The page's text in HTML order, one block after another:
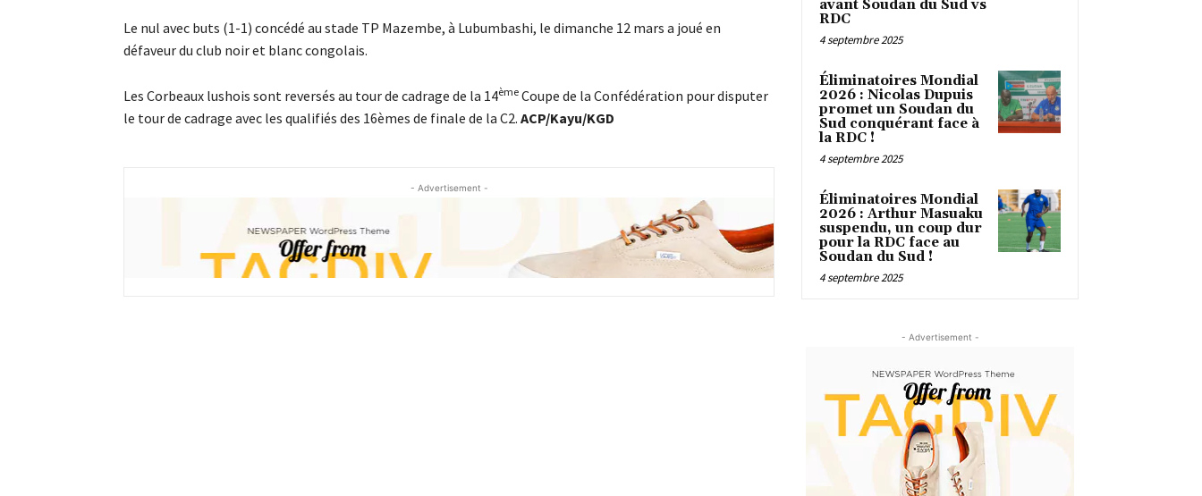
Le nul avec buts (1-1) concédé au stade TP Mazembe, à Lubumbashi, le dimanche 12 mars a joué en
défaveur du club noir et blanc congolais.
Les Corbeaux lushois sont reversés au tour de cadrage de la 14ème Coupe de la Confédération pour disputer
le tour de cadrage avec les qualifiés des 16èmes de finale de la C2. ACP/Kayu/KGD
- Advertisement -
avant Soudan du Sud vs
RDC
4 septembre 2025
Éliminatoires Mondial
2026 : Nicolas Dupuis
promet un Soudan du
Sud conquérant face à
la RDC !
4 septembre 2025
Éliminatoires Mondial
2026 : Arthur Masuaku
suspendu, un coup dur
pour la RDC face au
Soudan du Sud !
4 septembre 2025
- Advertisement -